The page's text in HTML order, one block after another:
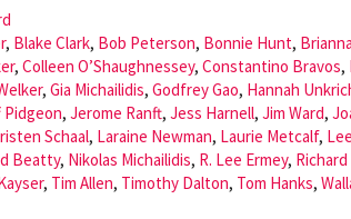
, Blake Clark, Bob Peterson, Bonnie Hunt, Brianna
, Colleen O’Shaughnessey, Constantino Bravos,
, Gia Michailidis, Godfrey Gao, Hannah
Pidgeon, Jerome Ranft, Jess Harnell, Jim Ward,
Schaal, Laraine Newman, Laurie Metcalf, Lee
Beatty, Nikolas Michailidis, R. Lee Ermey,
, Tim Allen, Timothy Dalton, Tom Hanks,